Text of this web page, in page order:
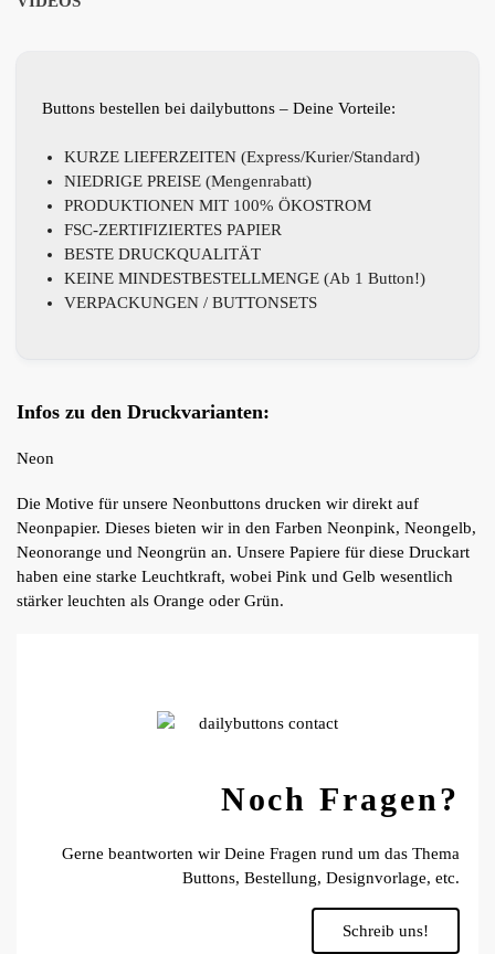
Buttons bestellen bei dailybuttons – Deine Vorteile:
KURZE LIEFERZEITEN (Express/Kurier/Standard)
NIEDRIGE PREISE (Mengenrabatt)
PRODUKTIONEN MIT 100% ÖKOSTROM
FSC-ZERTIFIZIERTES PAPIER
BESTE DRUCKQUALITÄT
KEINE MINDESTBESTELLMENGE (Ab 1 Button!)
VERPACKUNGEN / BUTTONSETS
Infos zu den Druckvarianten:
Neon
Die Motive für unsere Neonbuttons drucken wir direkt auf
Neonpapier. Dieses bieten wir in den Farben Neonpink, Neongelb,
Neonorange und Neongrün an. Unsere Papiere für diese Druckart
haben eine starke Leuchtkraft, wobei Pink und Gelb wesentlich
stärker leuchten als Orange oder Grün.
Noch Fragen?
Gerne beantworten wir Deine Fragen rund um das Thema
Buttons, Bestellung, Designvorlage, etc.
Schreib uns!